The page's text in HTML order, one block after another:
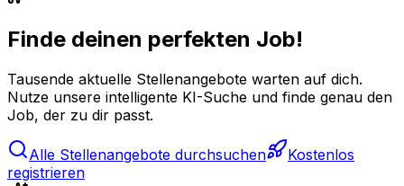
Finde deinen perfekten Job!
Tausende aktuelle Stellenangebote warten auf dich.
Nutze unsere intelligente KI-Suche und finde genau den
Job, der zu dir passt.
Alle Stellenangebote durchsuchen
Kostenlos
registrieren